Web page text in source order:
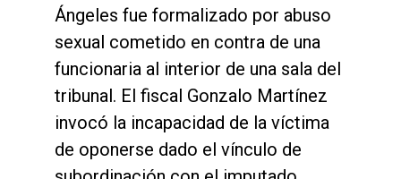
Ángeles fue formalizado por abuso
sexual cometido en contra de una
funcionaria al interior de una sala del
tribunal. El fiscal Gonzalo Martínez
invocó la incapacidad de la víctima
de oponerse dado el vínculo de